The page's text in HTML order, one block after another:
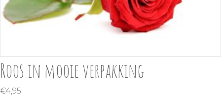
Roos in mooie verpakking
€4,95